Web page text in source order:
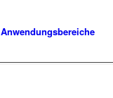
Anwendungsbereiche